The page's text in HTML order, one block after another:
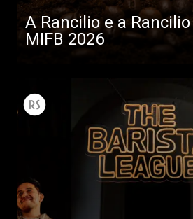
A Rancilio e a
MIFB 2026